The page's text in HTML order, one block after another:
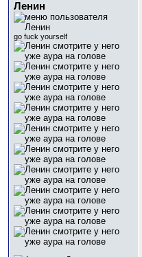
Ленин
go fuck yourself